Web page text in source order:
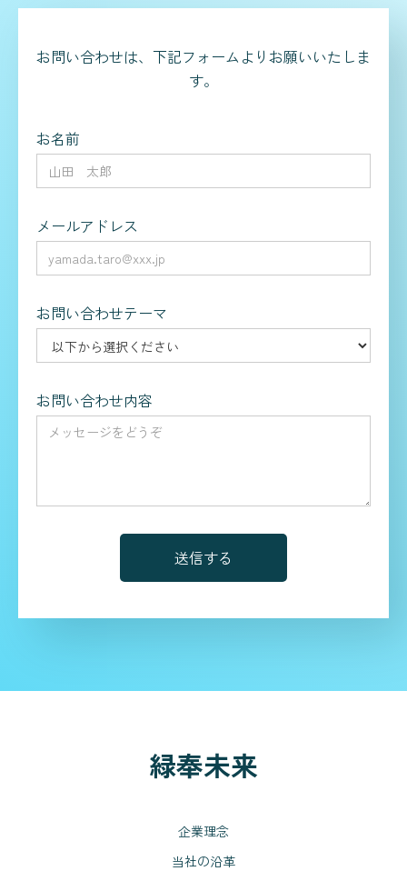
お問い合わせは、下記フォームよりお願いいたしま
す。
お名前
メールアドレス
お問い合わせテーマ
お問い合わせ内容
緑奉未来
企業理念
当社の沿革